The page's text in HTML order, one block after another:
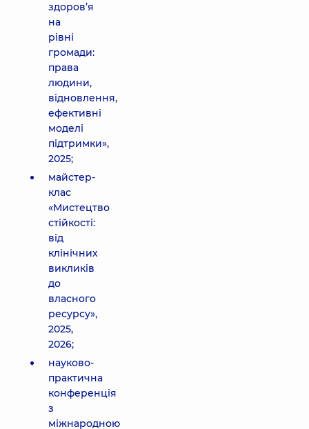
здоров’я
на
рівні
громади:
права
людини,
відновлення,
ефективні
моделі
підтримки»,
2025;
майстер-
клас
«Мистецтво
стійкості:
від
клінічних
викликів
до
власного
ресурсу»,
2025,
2026;
науково-
практична
конференція
з
міжнародною